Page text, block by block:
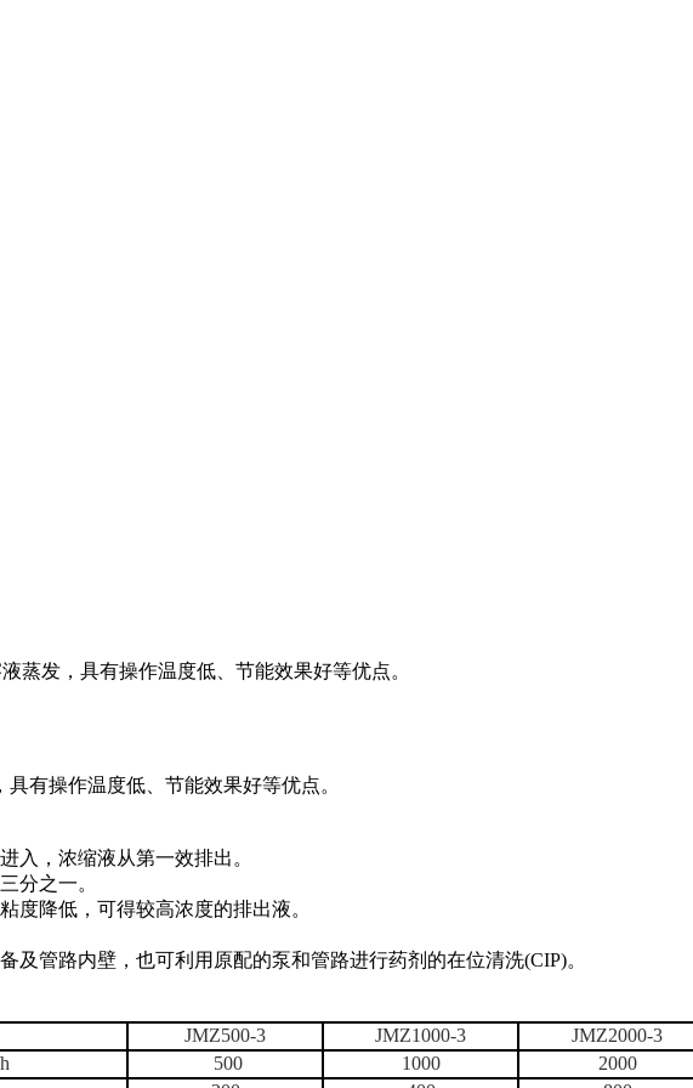
蒸发，具有操作温度低、节能效果好等优点。
操作温度低、节能效果好等优点。
，浓缩液从第一效排出。
分之一。
度降低，可得较高浓度的排出液。
管路内壁，也可利用原配的泵和管路进行药剂的在位清洗(CIP)。
JMZ500-3 JMZ1000-3 JMZ2000-3
500 1000 2000